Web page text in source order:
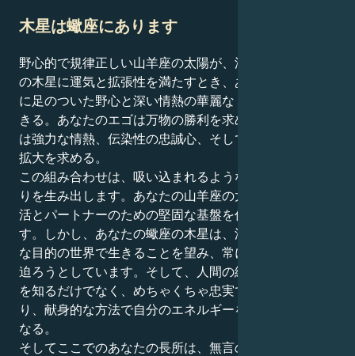
木星は蠍座にあります
野心的で規律正しい山羊座の太陽が、深みに満ちた蠍座
の木星に運気と拡張性を満たすとき、あなたの行動は地
に足のついた野心と深い情熱の華麗なミックスを体現で
きる。あなたのエゴは万物の勝利を求め、あなたの動機
は強力な情熱、伝染性の忠誠心、そして限界を知らない
拡大を求める。
この組み合わせは、吸い込まれるような素敵な引っ掛か
りを生み出します。あなたの山羊座の太陽は、安全な生
活とパートナーのための堅固な基盤を作ろうとしていま
す。しかし、あなたの蠍座の木星は、深い情熱と変革的
な目的の世界で生きることを望み、常にすべての核心に
迫ろうとしています。そして、人間の絆の感情的な深さ
を知るだけでなく、めちゃくちゃ忠実で、思いやりがあ
り、献身的な方法で自分のエネルギーを表現するように
なる。
そしてここでのあなたの長所は、無言の勢いで自分の欲